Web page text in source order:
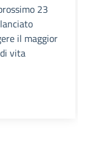
23
il maggior
vita